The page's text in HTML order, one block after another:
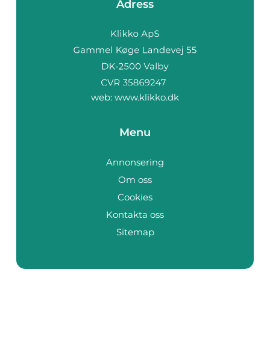
Adress
web: www.klikko.dk
Menu
Annonsering
Om oss
Cookies
Kontakta oss
Sitemap